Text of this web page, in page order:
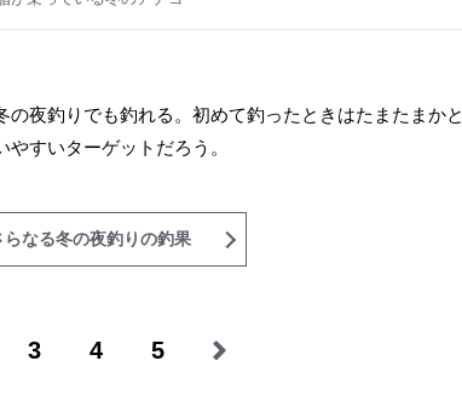
夜釣りでも釣れる。初めて釣ったときはたまたまかと
すいターゲットだろう。
なる冬の夜釣りの釣果
3 4 5